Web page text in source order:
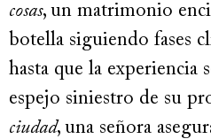
cosas, un matrimonio
botella siguiendo fases
hasta que la experiencia
espejo siniestro de su
ciudad, una señora